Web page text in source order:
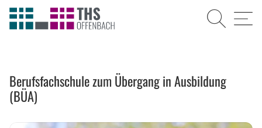
zum
Übergang
in
Ausbildung
Berufsfachschule zum Übergang in Ausbildung
(BÜA)